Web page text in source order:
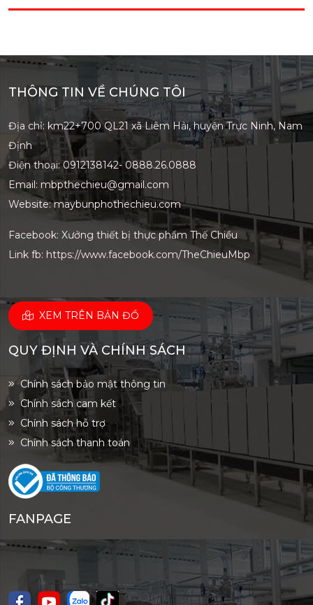
THÔNG TIN VỀ CHÚNG TÔI
Địa chỉ: km22+700 QL21 xã Liêm Hải, huyện Trực Ninh, Nam
Định
Điện thoại: 0912138142- 0888.26.0888
Email: mbpthechieu@gmail.com
Website: maybunphothechieu.com
Facebook: Xưởng thiết bị thực phẩm Thế Chiều
Link fb: https://www.facebook.com/TheChieuMbp
XEM TRÊN BẢN ĐỒ
QUY ĐỊNH VÀ CHÍNH SÁCH
Chính sách bảo mật thông tin
Chính sách cam kết
Chính sách hỗ trợ
Chính sách thanh toán
FANPAGE